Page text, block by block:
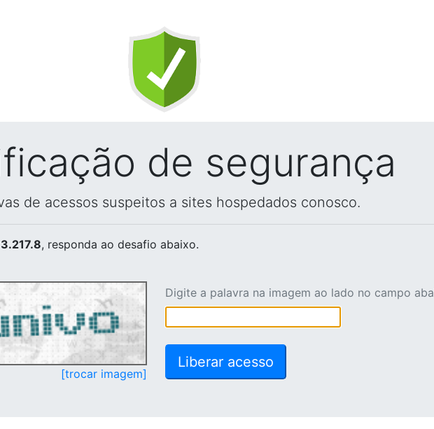
de segurança
de acessos suspeitos a sites hospedados conosco.
, responda ao desafio abaixo.
[trocar imagem]
Digite a palavra na imagem ao lado no campo